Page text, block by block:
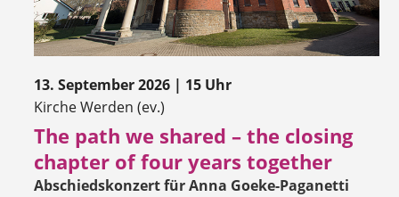
13. September 2026 | 15 Uhr
Kirche Werden (ev.)
The path we shared – the closing
chapter of four years together
Abschiedskonzert für Anna Goeke-Paganetti